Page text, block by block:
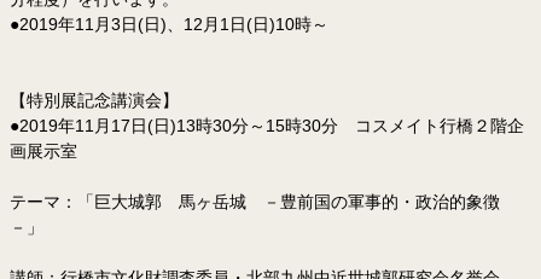
●2019年11月3日(日)、12月1日(日)10時～
【特別展記念講演会】
●2019年11月17日(日)13時30分～15時30分 コスメイト行橋２階企
画展示室
テーマ：「巨大城郭 馬ヶ岳城 －豊前国の軍事的・政治的象徴
－」